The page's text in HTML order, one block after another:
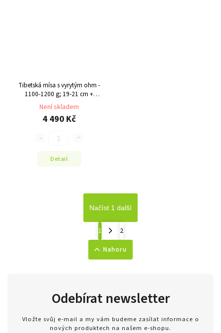
Tibetská mísa s vyrytým ohm -
1100-1200 g; 19-21 cm +
palička
Není skladem
4 490 Kč
Detail
Načíst 1 další
1
2
Nahoru
Odebírat newsletter
Vložte svůj e-mail a my vám budeme zasílat informace o
nových produktech na našem e-shopu.